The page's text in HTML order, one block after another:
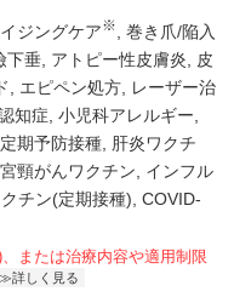
ジングケア※
巻き爪/陥入
下垂 アトピー性皮膚炎
皮
エピペン処方
レーザー治
知症 小児科アレルギー
期予防接種
肝炎ワクチ
頸がんワクチン
インフル
チン(定期接種) COVID-
または治療内容や適用制限
詳しく見る